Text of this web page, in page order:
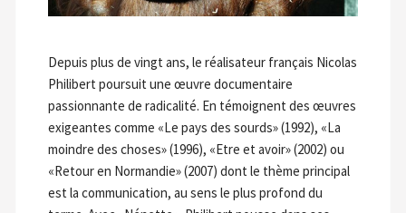
Depuis plus de vingt ans, le réalisateur français Nicolas
Philibert poursuit une œuvre documentaire
passionnante de radicalité. En témoignent des œuvres
exigeantes comme «Le pays des sourds» (1992), «La
moindre des choses» (1996), «Etre et avoir» (2002) ou
«Retour en Normandie» (2007) dont le thème principal
est la communication, au sens le plus profond du